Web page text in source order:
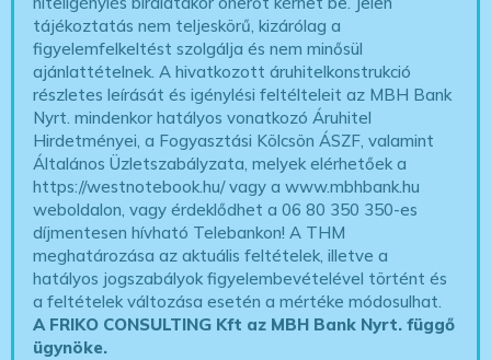
tájékoztatás nem teljeskörű, kizárólag a
figyelemfelkeltést szolgálja és nem minősül
ajánlattételnek. A hivatkozott áruhitelkonstrukció
részletes leírását és igénylési feltélteleit az MBH Bank
Nyrt. mindenkor hatályos vonatkozó Áruhitel
Hirdetményei, a Fogyasztási Kölcsön ÁSZF, valamint
Általános Üzletszabályzata, melyek elérhetőek a
https://westnotebook.hu/vagy a www.mbhbank.hu
weboldalon, vagy érdeklődhet a 06 80 350 350-es
díjmentesen hívható Telebankon! A THM
meghatározása az aktuális feltételek, illetve a
hatályos jogszabályok figyelembevételével történt és
a feltételek változása esetén a mértéke módosulhat.
A FRIKO CONSULTING Kft az MBH Bank Nyrt. függő
ügynöke.